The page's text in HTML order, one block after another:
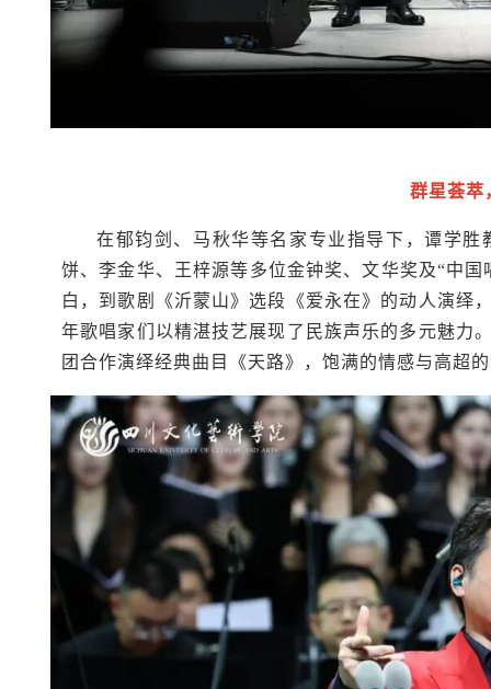
群星荟萃
在郁钧剑、马秋华等名家专业指导下，谭学
饼、李金华、王梓源等多位金钟奖、文华奖及“中
白，到歌剧《沂蒙山》选段《爱永在》的动人演绎
年歌唱家们以精湛技艺展现了民族声乐的多元魅力
团合作演绎经典曲目《天路》，饱满的情感与高超